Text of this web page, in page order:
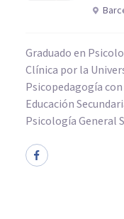
Graduado en
Clínica por la
Psicopedagogía
Educación
Psicología General